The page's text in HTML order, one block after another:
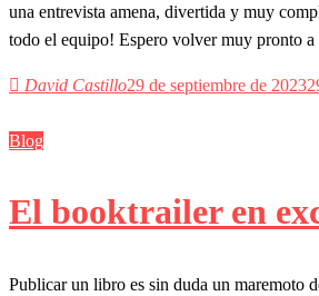
una entrevista amena, divertida y muy
todo el equipo! Espero volver muy pronto a
David Castillo29 de septiembre de 2023
Blog
El booktrailer en
Publicar un libro es sin duda un maremoto